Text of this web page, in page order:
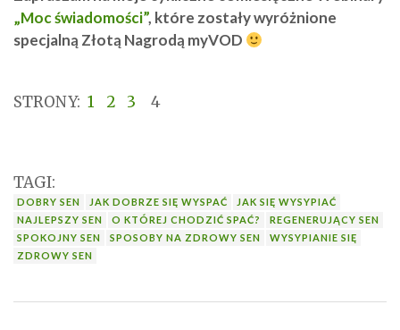
„Moc świadomości”, które zostały wyróżnione
specjalną Złotą Nagrodą myVOD
STRONY: 1 2 3 4
TAGI:
DOBRY SEN JAK DOBRZE SIĘ WYSPAĆ
JAK SIĘ WYSYPIAĆ
NAJLEPSZY SEN
O KTÓREJ CHODZIĆ SPAĆ?
REGENERUJĄCY SEN
SPOKOJNY SEN
SPOSOBY NA ZDROWY SEN
WYSYPIANIE SIĘ
ZDROWY SEN